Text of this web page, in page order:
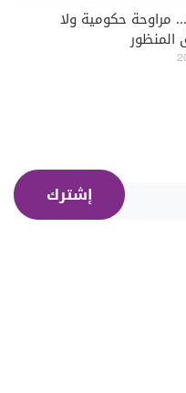
7 آب... مراوحة حكومية ولا
إشترك